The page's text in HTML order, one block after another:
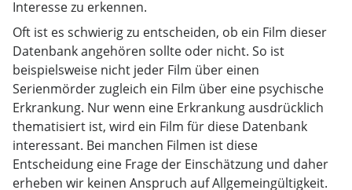
Interesse zu erkennen.
Oft ist es schwierig zu entscheiden, ob ein Film dieser
Datenbank angehören sollte oder nicht. So ist
beispielsweise nicht jeder Film über einen
Serienmörder zugleich ein Film über eine psychische
Erkrankung. Nur wenn eine Erkrankung ausdrücklich
thematisiert ist, wird ein Film für diese Datenbank
interessant. Bei manchen Filmen ist diese
Entscheidung eine Frage der Einschätzung und daher
erheben wir keinen Anspruch auf Allgemeingültigkeit.